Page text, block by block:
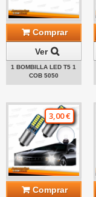
Comprar
Ver
1 BOMBILLA LED T5 1
COB 5050
3,00 €
Comprar